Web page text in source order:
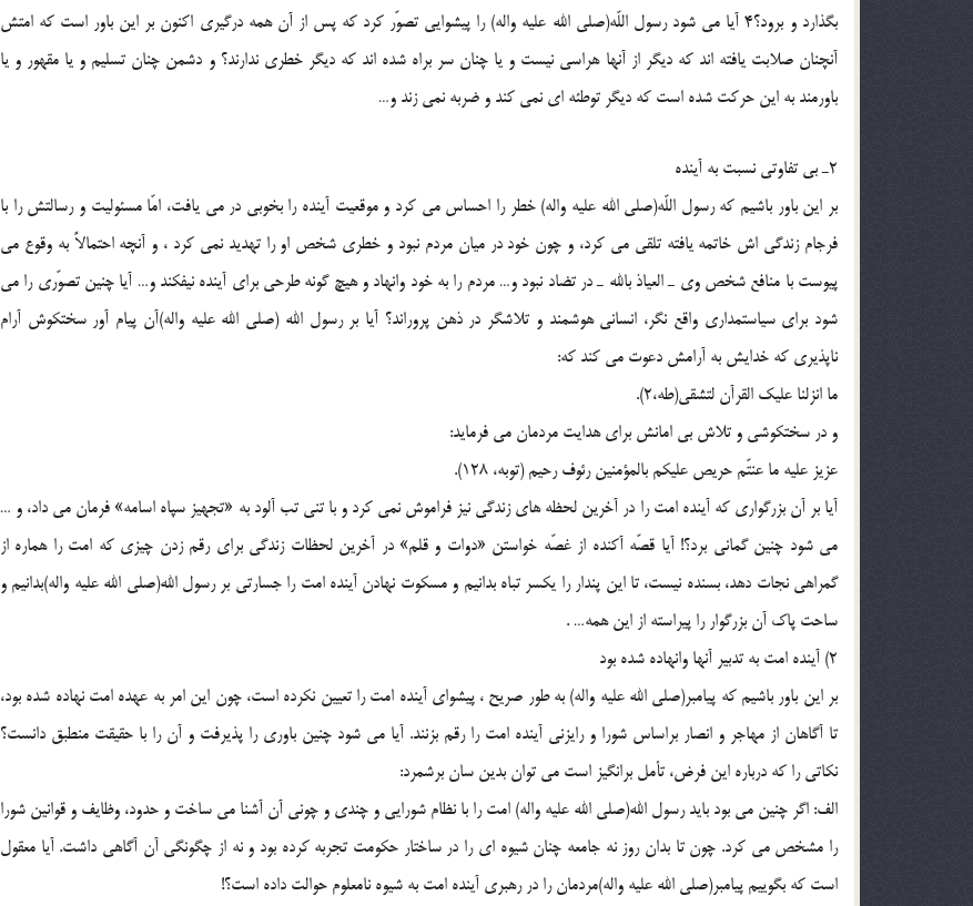
بگذارد و برود؟4 آيا مى شود رسول اللّه(صلی الله علیه واله) را پيشوايى تصوّر كرد كه پس از آن همه درگيرى اكنون بر اين باور است كه امتش
آنچنان صلابت يافته اند كه ديگر از آنها هراسى نيست و يا چنان سر براه شده اند كه ديگر خطرى ندارند؟ و دشمن چنان تسليم و يا مقهور و يا
باورمند به اين حركت شده است كه ديگر توطئه اى نمى كند و ضربه نمى زند و…
2ـ بى تفاوتى نسبت به آينده
بر اين باور باشيم كه رسول اللّه(صلی الله علیه واله) خطر را احساس مى كرد و موقعيت آينده را بخوبى در مى يافت، امّا مسئوليت و رسالتش را با
فرجام زندگى اش خاتمه يافته تلقى مى كرد، و چون خود در ميان مردم نبود و خطرى شخص او را تهديد نمى كرد ، و آنچه احتمالاً به وقوع مى
پيوست با منافع شخص وى ـ العياذ بالله ـ در تضاد نبود و… مردم را به خود وانهاد و هيچ گونه طرحى براى آينده نيفكند و… آيا چنين تصوّرى را مى
شود براى سياستمدارى واقع نگر، انسانى هوشمند و تلاشگر در ذهن پروراند؟ آيا بر رسول الله (صلی الله علیه واله)آن پيام آور سختكوش آرام
ناپذيرى كه خدايش به آرامش دعوت مى كند كه:
ما انزلنا عليك القرآن لتشقى(طه،2).
و در سختكوشى و تلاش بى امانش براى هدايت مردمان مى فرمايد:
عزيز عليه ما عنتّم حريص عليكم بالمؤمنين رئوف رحيم (توبه، 128).
آيا بر آن بزرگوارى كه آينده امت را در آخرين لحظه هاى زندگى نيز فراموش نمى كرد و با تنى تب آلود به «تجهيز سپاه اسامه» فرمان مى داد، و …
مى شود چنين گمانى برد؟! آيا قصّه آكنده از غصّه خواستن «دوات و قلم» در آخرين لحظات زندگى براى رقم زدن چيزى كه امت را هماره از
گمراهى نجات دهد، بسنده نيست، تا اين پندار را يكسر تباه بدانيم و مسكوت نهادن آينده امت را جسارتى بر رسول الله(صلی الله علیه واله)بدانيم و
ساحت پاك آن بزرگوار را پيراسته از اين همه… .
2) آينده امت به تدبير آنها وانهاده شده بود
بر اين باور باشيم كه پيامبر(صلی الله علیه واله) به طور صريح ، پيشواى آينده امت را تعيين نكرده است، چون اين امر به عهده امت نهاده شده بود،
تا آگاهان از مهاجر و انصار براساس شورا و رايزنى آينده امت را رقم بزنند. آيا مى شود چنين باورى را پذيرفت و آن را با حقيقت منطبق دانست؟
نكاتى را كه درباره اين فرض، تأمل برانگيز است مى توان بدين سان برشمرد:
الف: اگر چنين مى بود بايد رسول الله(صلی الله علیه واله) امت را با نظام شورايى و چندى و چونى آن آشنا مى ساخت و حدود، وظايف و قوانين شورا
را مشخص مى كرد. چون تا بدان روز نه جامعه چنان شيوه اى را در ساختار حكومت تجربه كرده بود و نه از چگونگى آن آگاهى داشت. آيا معقول
است كه بگوييم پيامبر(صلی الله علیه واله)مردمان را در رهبرى آينده امت به شيوه نامعلوم حوالت داده است؟!